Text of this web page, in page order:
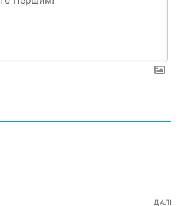
ДАЛІ